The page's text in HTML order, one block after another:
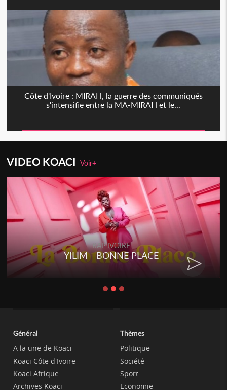
Côte d'Ivoire : MIRAH, la guerre des communiqués
s'intensifie entre la MA-MIRAH et le...
VIDEO KOACIVoir+
RAP IVOIRE
YILIM - BONNE PLACE
Général
A la une de Koaci
Koaci Côte d'Ivoire
Koaci Afrique
Archives Koaci
Thèmes
Politique
Société
Sport
Economie